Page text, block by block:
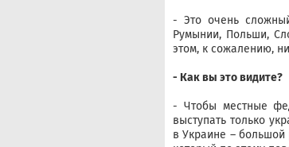
- Это очень
Румынии, Польши,
этом, к сожалению,
- Как вы это видите?
- Чтобы местные
выступать только
в Украине – большой